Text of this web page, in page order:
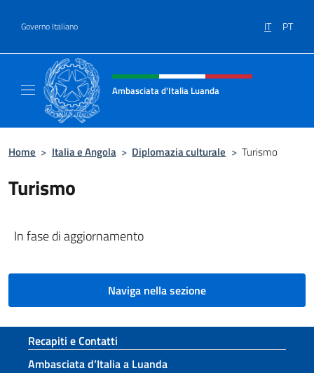
Governo Italiano IT PT
Intestazione sito, social e menù
Ambasciata d'Italia Luanda
Home > Italia e Angola > Diplomazia culturale > Turismo
Turismo
In fase di aggiornamento
Naviga nella sezione
Sezione footer
Recapiti e Contatti
Ambasciata d’Italia a Luanda